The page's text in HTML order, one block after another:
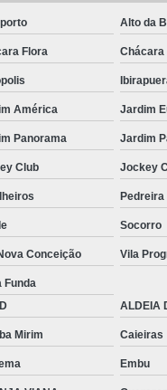
Alto da
Flora Chácara
América Jardim
Panorama Jardim
Club Jockey
Pedreira
Socorro
Conceição Vila
Funda
ALDEIA
Mirim Caieiras
Embu